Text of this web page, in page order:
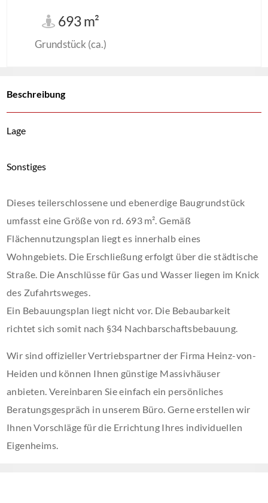
693 m²
Grundstück (ca.)
Beschreibung
Lage
Sonstiges
Dieses teilerschlossene und ebenerdige Baugrundstück
umfasst eine Größe von rd. 693 m². Gemäß
Flächennutzungsplan liegt es innerhalb eines
Wohngebiets. Die Erschließung erfolgt über die städtische
Straße. Die Anschlüsse für Gas und Wasser liegen im Knick
des Zufahrtsweges.
Ein Bebauungsplan liegt nicht vor. Die Bebaubarkeit
richtet sich somit nach §34 Nachbarschaftsbebauung.
Wir sind offizieller Vertriebspartner der Firma Heinz-von-
Heiden und können Ihnen günstige Massivhäuser
anbieten. Vereinbaren Sie einfach ein persönliches
Beratungsgespräch in unserem Büro. Gerne erstellen wir
Ihnen Vorschläge für die Errichtung Ihres individuellen
Eigenheims.